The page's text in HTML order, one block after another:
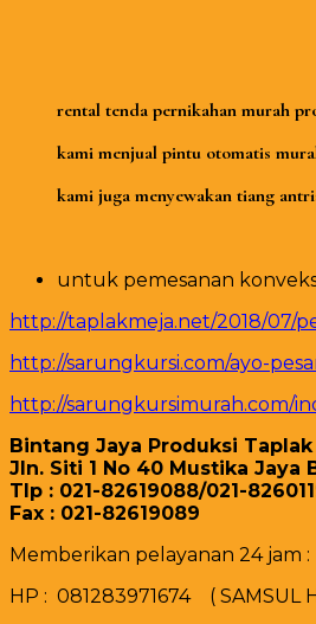
rental tenda pernikahan murah
kami menjual pintu otomatis
kami juga menyewakan tiang
untuk pemesanan
http://taplakmeja.net/2018/07/
http://sarungkursi.com/ayo-
http://sarungkursimurah.com/
Bintang Jaya Produksi Taplak
Jln. Siti 1 No 40 Mustika Jaya
Tlp : 021-82619088/021-
Fax : 021-82619089
Memberikan pelayanan 24 jam :
HP : 081283971674 ( SAMSUL